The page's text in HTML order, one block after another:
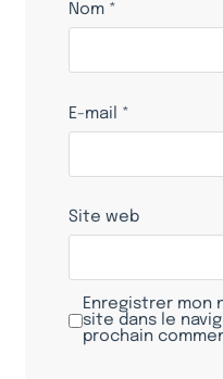
Nom *
E-mail *
Site web
Enregistrer mon
site dans le
prochain